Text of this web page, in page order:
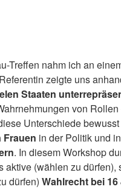
Treffen nahm ich an
zeigte uns
Staaten
von
Unterschiede
Frauen in der Politik und
. In diesem Workshop
aktive (wählen zu
dürfen) Wahlrecht bei 16